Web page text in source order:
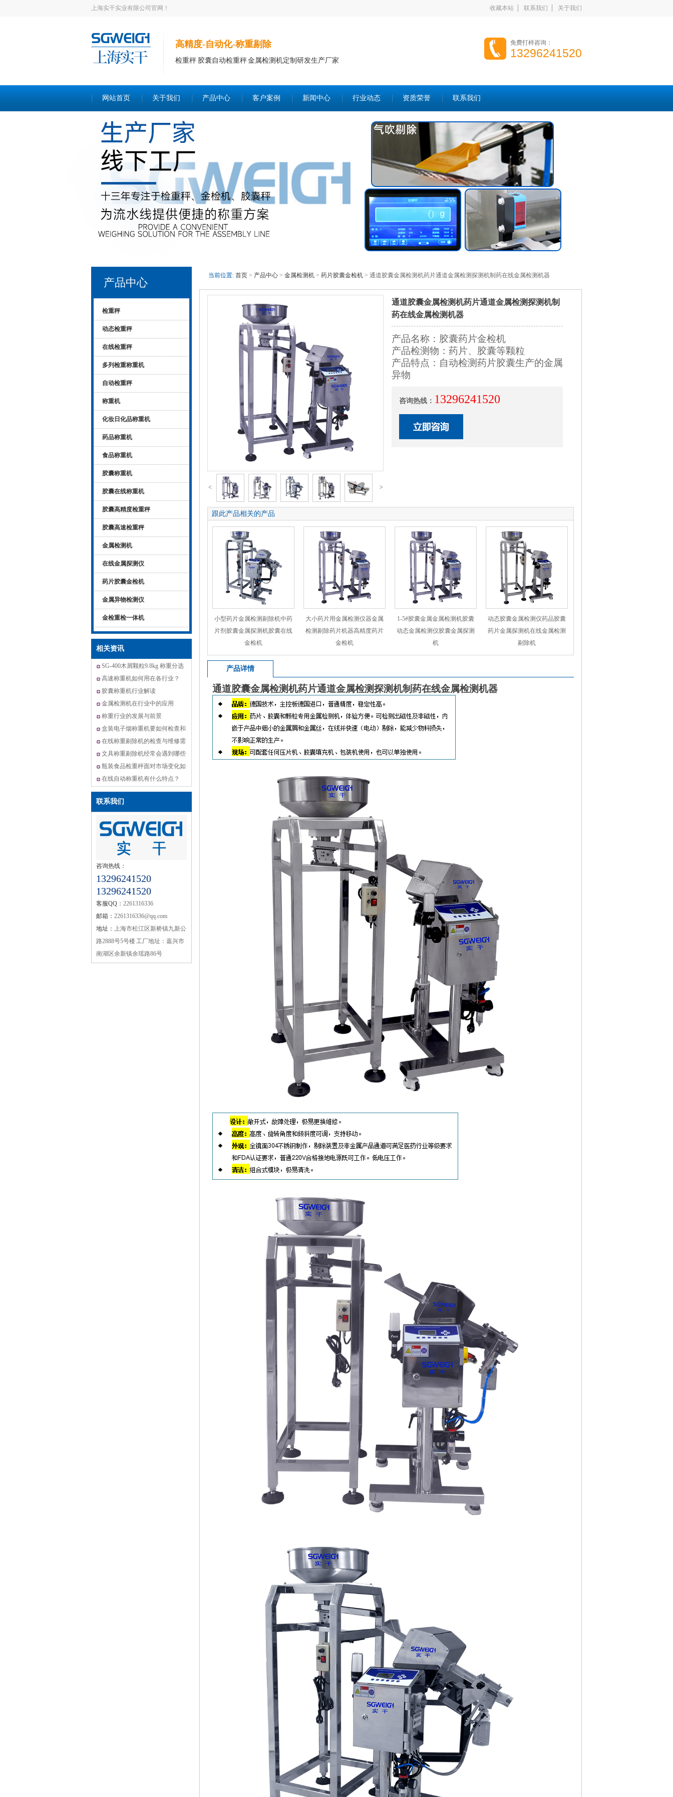
上海实干实业有限公司官网！ 收藏本站 联系我们 关于我们
高精度-自动化-称重剔除
检重秤 胶囊自动检重秤 金属检测机定制研发生产厂家
免费打样咨询：
13296241520
网站首页 关于我们 产品中心 客户案例 新闻中心 行业动态 资质荣誉 联系我们
产品中心
检重秤
动态检重秤
在线检重秤
多列检重称重机
自动检重秤
称重机
化妆日化品称重机
药品称重机
食品称重机
胶囊称重机
胶囊在线称重机
胶囊高精度检重秤
胶囊高速检重秤
金属检测机
在线金属探测仪
药片胶囊金检机
金属异物检测仪
金检重检一体机
相关资讯
SG-400木屑颗粒9.8kg 称重分选
机,动态选别秤方案
高速称重机如何用在各行业？
胶囊称重机行业解读
金属检测机在行业中的应用
称重行业的发展与前景
盒装电子烟称重机要如何检查和
维修？
在线称重剔除机的检查与维修需
要怎么做？
文具称重剔除机经常会遇到哪些
问题？
瓶装食品检重秤面对市场变化如
何升级？
在线自动称重机有什么特点？
联系我们
咨询热线：
13296241520
13296241520
客服QQ： 2261316336
邮箱： 2261316336@qq.com
地址： 上海市松江区新桥镇九新公
路2888号5号楼 工厂地址：嘉兴市
南湖区余新镇余瑶路86号
当前位置: 首页 > 产品中心 > 金属检测机 > 药片胶囊金检机 > 通道胶囊金属检测机药片通道金属检测探测机制药在线金属检测机器
< >
通道胶囊金属检测机药片通道金属检测探测机制
药在线金属检测机器
产品名称：胶囊药片金检机
产品检测物：药片、胶囊等颗粒
产品特点：自动检测药片胶囊生产的金属
异物
咨询热线： 13296241520
跟此产品相关的产品
小型药片金属检测剔除机中药
片剂胶囊金属探测机胶囊在线
金检机
大小药片用金属检测仪器金属
检测剔除药片机器高精度药片
金检机
1-5#胶囊金属金属检测机胶囊
动态金属检测仪胶囊金属探测
机
动态胶囊金属检测仪药品胶囊
药片金属探测机在线金属检测
剔除机
产品详情
通道胶囊金属检测机药片通道金属检测探测机制药在线金属检测机器